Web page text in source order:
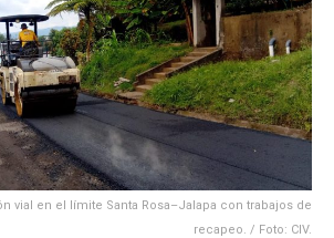
vial en el límite Santa Rosa–Jalapa con trabajos de
recapeo. / Foto: CIV.